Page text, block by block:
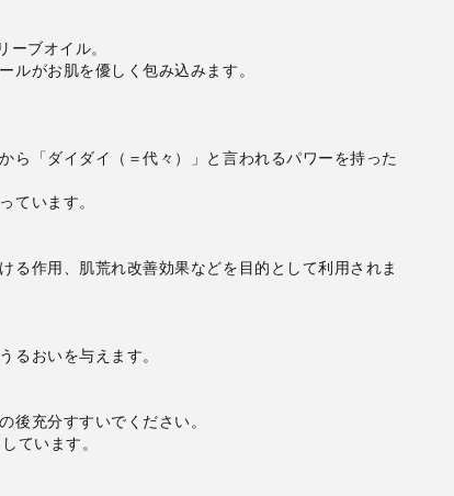
ブオイル。
ルがお肌を優しく包み込みます。
ら「ダイダイ（＝代々）」と言われるパワーを持った
ています。
る作用、肌荒れ改善効果などを目的として利用されま
るおいを与えます。
後充分すすいでください。
ています。